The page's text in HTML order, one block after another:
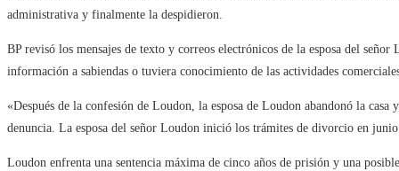
administrativa y finalmente la despidieron.
BP revisó los mensajes de texto y correos electrónicos de la esposa del
información a sabiendas o tuviera conocimiento de las actividades
«Después de la confesión de Loudon, la esposa de Loudon abandonó la
denuncia. La esposa del señor Loudon inició los trámites de divorcio en
Loudon enfrenta una sentencia máxima de cinco años de prisión y una